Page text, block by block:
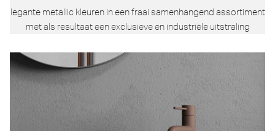
legante metallic kleuren in een fraai samenhangend assortiment
met als resultaat een exclusieve en industriële uitstraling